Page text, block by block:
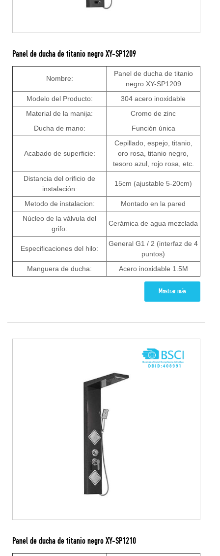
Panel de ducha de titanio negro XY-SP1209
Nombre:
Panel de ducha de titanio
negro XY-SP1209
Modelo del Producto:
304 acero inoxidable
Material de la manija:
Cromo de zinc
Ducha de mano:
Función única
Acabado de superficie:
Cepillado, espejo, titanio,
oro rosa, titanio negro,
tesoro azul, rojo rosa, etc.
Distancia del orificio de
instalación:
15cm (ajustable 5-20cm)
Metodo de instalacion:
Montado en la pared
Núcleo de la válvula del
grifo:
Cerámica de agua mezclada
Especificaciones del hilo:
General G1 / 2 (interfaz de 4
puntos)
Manguera de ducha:
Acero inoxidable 1.5M
Mostrar más
Panel de ducha de titanio negro XY-SP1210